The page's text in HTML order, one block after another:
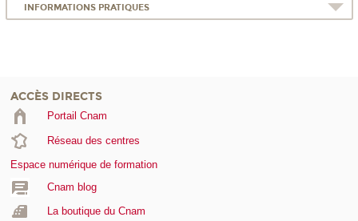
INFORMATIONS PRATIQUES
ACCÈS DIRECTS
Portail Cnam
Réseau des centres
Espace numérique de formation
Cnam blog
La boutique du Cnam